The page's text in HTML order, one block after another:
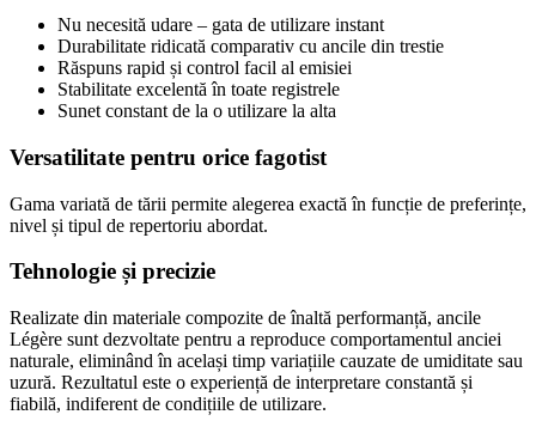
Nu necesită udare – gata de utilizare instant
Durabilitate ridicată comparativ cu ancile din trestie
Răspuns rapid și control facil al emisiei
Stabilitate excelentă în toate registrele
Sunet constant de la o utilizare la alta
Versatilitate pentru orice fagotist
Gama variată de tării permite alegerea exactă în funcție de preferințe,
nivel și tipul de repertoriu abordat.
Tehnologie și precizie
Realizate din materiale compozite de înaltă performanță, ancile
Légère sunt dezvoltate pentru a reproduce comportamentul anciei
naturale, eliminând în același timp variațiile cauzate de umiditate sau
uzură. Rezultatul este o experiență de interpretare constantă și
fiabilă, indiferent de condițiile de utilizare.